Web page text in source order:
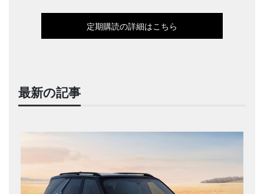
定期購読の詳細はこちら
最新の記事